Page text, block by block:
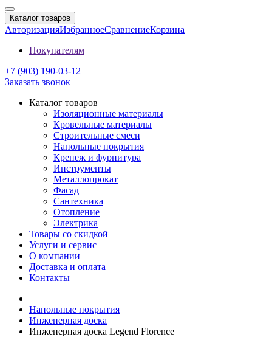
Каталог товаров
АвторизацияИзбранноеСравнениеКорзина
Покупателям
+7 (903) 190-03-12
Заказать звонок
Каталог товаров
Изоляционные материалы
Кровельные материалы
Строительные смеси
Напольные покрытия
Крепеж и фурнитура
Инструменты
Металлопрокат
Фасад
Сантехника
Отопление
Электрика
Товары со скидкой
Услуги и сервис
О компании
Доставка и оплата
Контакты
Напольные покрытия
Инженерная доска
Инженерная доска Legend Florence